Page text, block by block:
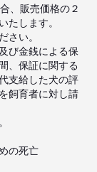
、販売価格の２
します。
さい。
び金銭による保
、保証に関する
支給した犬の評
飼育者に対し請
の死亡